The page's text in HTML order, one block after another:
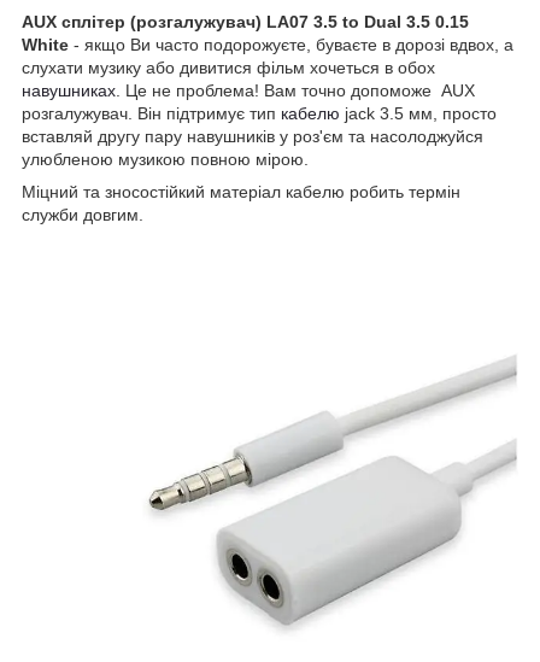
AUX сплітер (розгалужувач) LA07 3.5 to Dual 3.5 0.15
White - якщо Ви часто подорожуєте, буваєте в дорозі вдвох, а
слухати музику або дивитися фільм хочеться в обох
навушниках . Це не проблема! Вам точно допоможе AUX
розгалужувач. Він підтримує тип кабелю jack 3.5 мм, просто
вставляй другу пару навушників у роз'єм та насолоджуйся
улюбленою музикою повною мірою.
Міцний та зносостійкий матеріал кабелю робить термін
служби довгим.